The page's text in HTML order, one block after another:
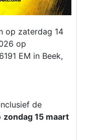
op zaterdag 14
op
EM in Beek,
de
zondag 15 maart